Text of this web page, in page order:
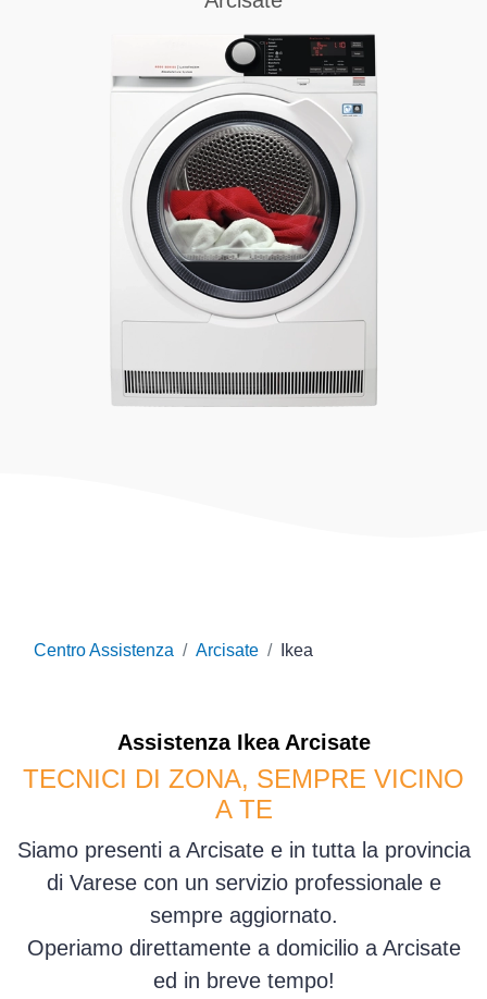
Centro Assistenza Arcisate Ikea
Assistenza IkeaArcisate
TECNICI DI ZONA, SEMPRE VICINO
A TE
Siamo presenti a Arcisate e in tutta la provincia
di Varese con un servizio professionale e
sempre aggiornato.
Operiamo direttamente a domicilio a Arcisate
ed in breve tempo!